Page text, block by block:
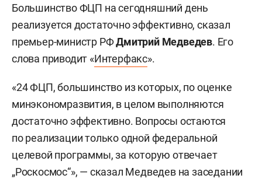
Большинство ФЦП на сегодняшний день
реализуется достаточно эффективно, сказал
премьер-министр РФДмитрий Медведев. Его
слова приводит «Интерфакс».
«24 ФЦП, большинство из которых, по оценке
минэкономразвития, в целом выполняются
достаточно эффективно. Вопросы остаются
по реализации только одной федеральной
целевой программы, за которую отвечает
„Роскосмос“», — сказал Медведев на заседании